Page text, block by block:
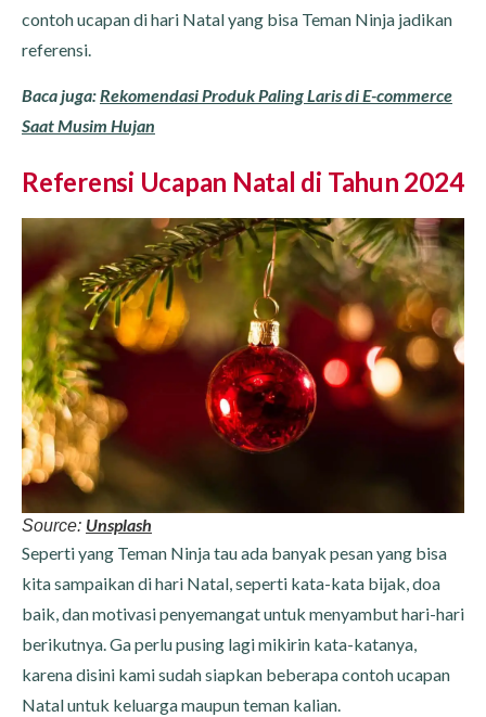
contoh ucapan di hari Natal yang bisa Teman Ninja jadikan
referensi.
Baca juga:Rekomendasi Produk Paling Laris di E-commerce
Saat Musim Hujan
Referensi Ucapan Natal di Tahun 2024
Source: Unsplash
Seperti yang Teman Ninja tau ada banyak pesan yang bisa
kita sampaikan di hari Natal, seperti kata-kata bijak, doa
baik, dan motivasi penyemangat untuk menyambut hari-hari
berikutnya. Ga perlu pusing lagi mikirin kata-katanya,
karena disini kami sudah siapkan beberapa contoh ucapan
Natal untuk keluarga maupun teman kalian.